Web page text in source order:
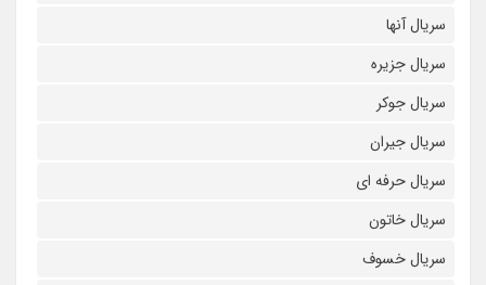
سریال آنها
سریال جزیره
سریال جوکر
سریال جیران
سریال حرفه ای
سریال خاتون
سریال خسوف